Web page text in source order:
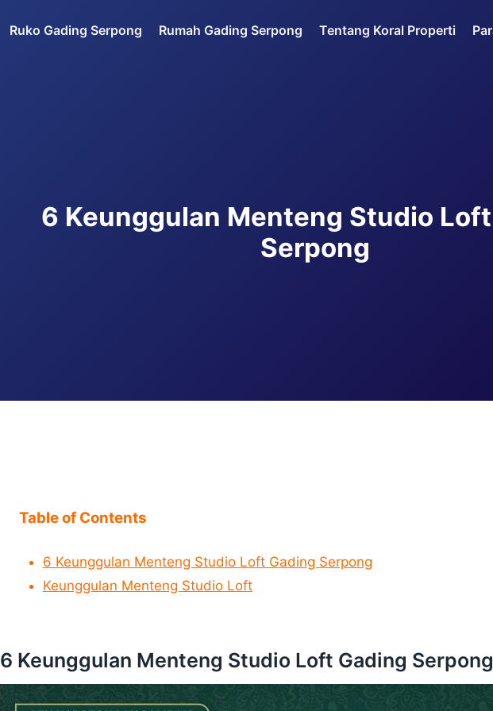
Ruko Gading Serpong Rumah Gading Serpong Tentang Koral Properti
KOMERSIAL
6 Keunggulan Menteng Studio
Serpong
Table of Contents
6 Keunggulan Menteng Studio Loft Gading Serpong
Keunggulan Menteng Studio Loft
6 Keunggulan Menteng Studio Loft Gading Serpong